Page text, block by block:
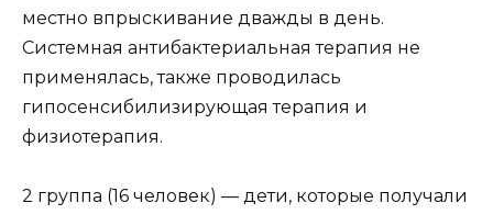
местно впрыскивание дважды в день.
Системная антибактериальная терапия не
применялась, также проводилась
гипосенсибилизирующая терапия и
физиотерапия.
2 группа (16 человек) — дети, которые получали